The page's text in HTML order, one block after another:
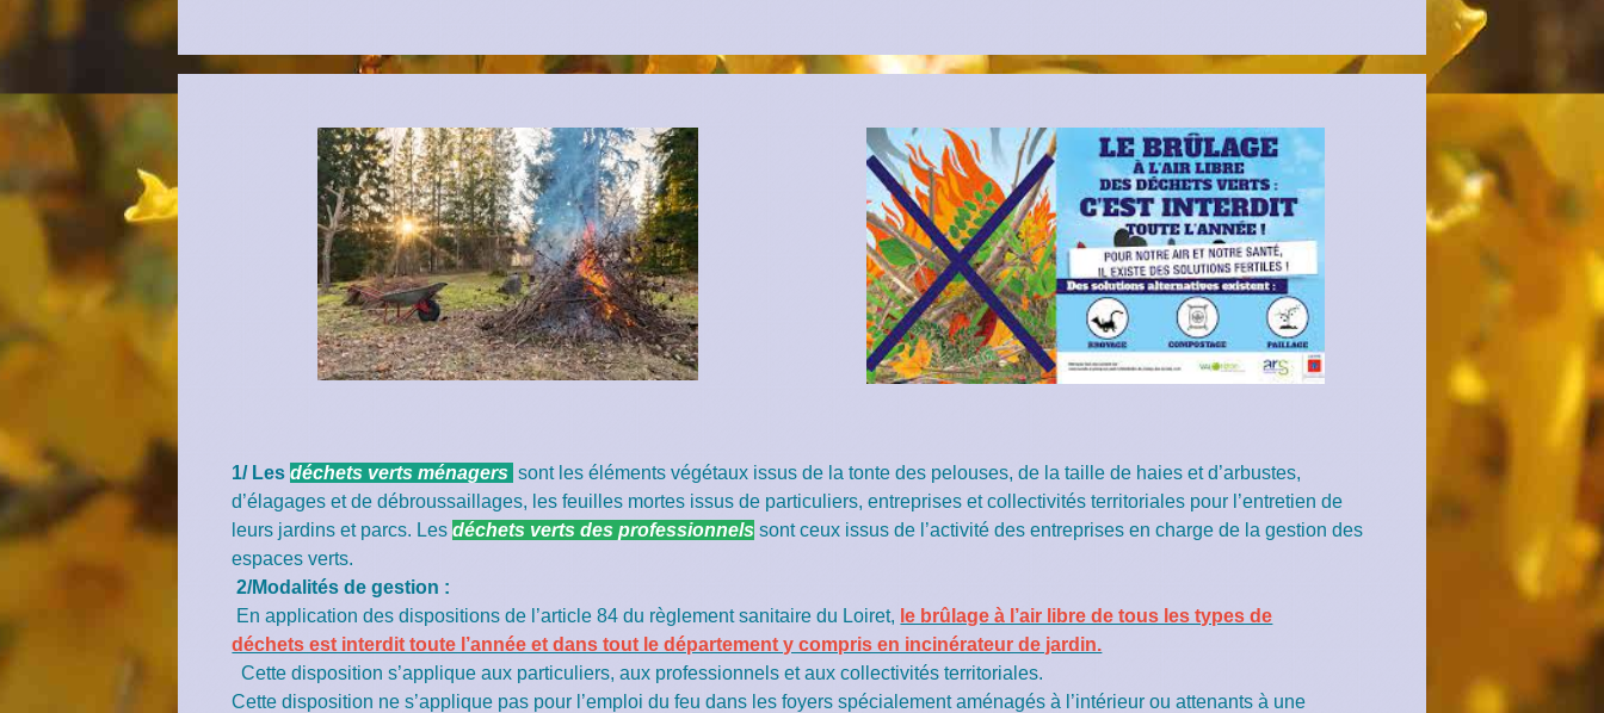
1/ Lesdéchets verts ménagers sont les éléments végétaux issus de la tonte des pelouses, de la taille de haies et d’arbustes,
d’élagages et de débroussaillages, les feuilles mortes issus de particuliers, entreprises et collectivités territoriales pour l’entretien de
leurs jardins et parcs. Lesdéchets verts des professionnels sont ceux issus de l’activité des entreprises en charge de la gestion des
espaces verts.
2/Modalités de gestion :
En application des dispositions de l’article 84 du règlement sanitaire du Loiret, le brûlage à l’air libre de tous les types de
déchets est interdit toute l’année et dans tout le département y compris en incinérateur de jardin.
Cette disposition s’applique aux particuliers, aux professionnels et aux collectivités territoriales.
Cette disposition ne s’applique pas pour l’emploi du feu dans les foyers spécialement aménagés à l’intérieur ou attenants à une